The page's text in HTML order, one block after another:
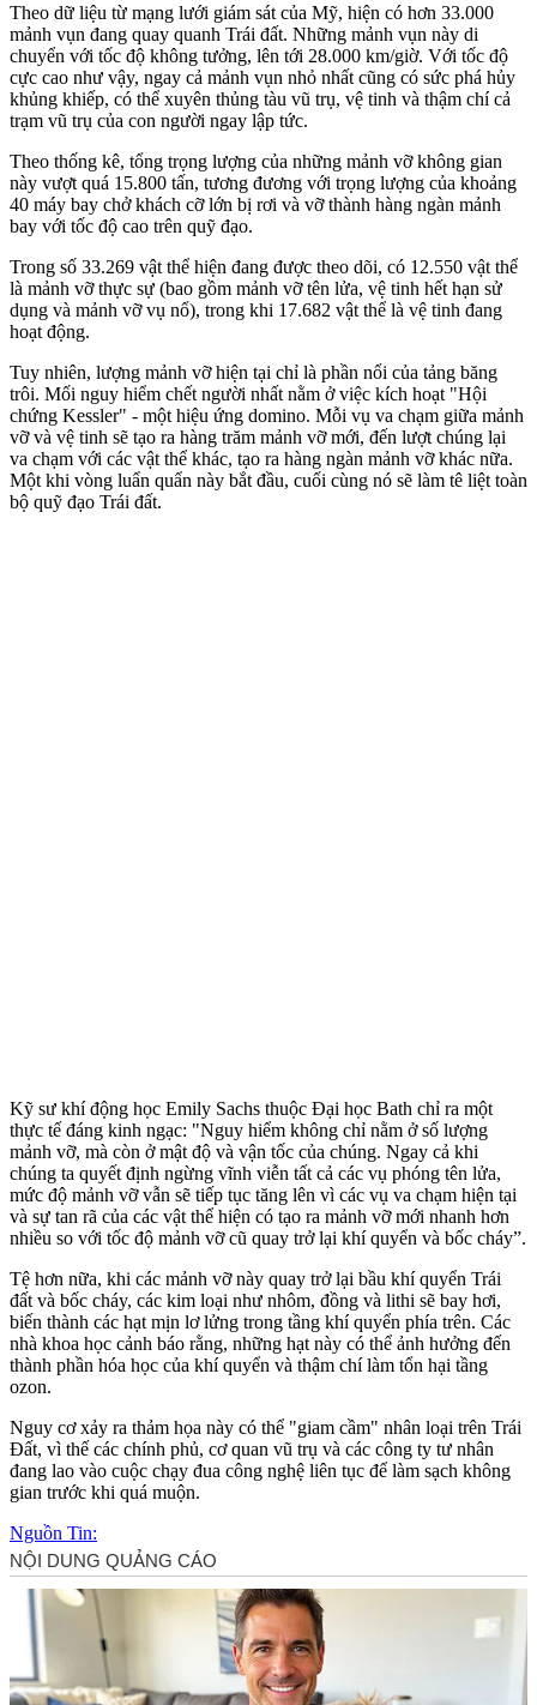
Theo dữ liệu từ mạng lưới giám sát của Mỹ, hiện có hơn 33.000
mảnh vụn đang quay quanh Trái đất. Những mảnh vụn này di
chuyển với tốc độ không tưởng, lên tới 28.000 km/giờ. Với tốc độ
cực cao như vậy, ngay cả mảnh vụn nhỏ nhất cũng có sức phá hủy
khủng khiếp, có thể xuyên thủng tàu vũ trụ, vệ tinh và thậm chí cả
trạm vũ trụ của con người ngay lập tức.
Theo thống kê, tổng trọng lượng của những mảnh vỡ không gian
này vượt quá 15.800 tấn, tương đương với trọng lượng của khoảng
40 máy bay chở khách cỡ lớn bị rơi và vỡ thành hàng ngàn mảnh
bay với tốc độ cao trên quỹ đạo.
Trong số 33.269 vật thể hiện đang được theo dõi, có 12.550 vật thể
là mảnh vỡ thực sự (bao gồm mảnh vỡ tên lửa, vệ tinh hết hạn sử
dụng và mảnh vỡ vụ nổ), trong khi 17.682 vật thể là vệ tinh đang
hoạt động.
Tuy nhiên, lượng mảnh vỡ hiện tại chỉ là phần nổi của tảng băng
trôi. Mối nguy hiểm chết người nhất nằm ở việc kích hoạt "Hội
chứng Kessler" - một hiệu ứng domino. Mỗi vụ va chạm giữa mảnh
vỡ và vệ tinh sẽ tạo ra hàng trăm mảnh vỡ mới, đến lượt chúng lại
va chạm với các vật thể khác, tạo ra hàng ngàn mảnh vỡ khác nữa.
Một khi vòng luẩn quẩn này bắt đầu, cuối cùng nó sẽ làm tê liệt toàn
bộ quỹ đạo Trái đất.
Kỹ sư khí động học Emily Sachs thuộc Đại học Bath chỉ ra một
thực tế đáng kinh ngạc: "Nguy hiểm không chỉ nằm ở số lượng
mảnh vỡ, mà còn ở mật độ và vận tốc của chúng. Ngay cả khi
chúng ta quyết định ngừng vĩnh viễn tất cả các vụ phóng tên lửa,
mức độ mảnh vỡ vẫn sẽ tiếp tục tăng lên vì các vụ va chạm hiện tại
và sự tan rã của các vật thể hiện có tạo ra mảnh vỡ mới nhanh hơn
nhiều so với tốc độ mảnh vỡ cũ quay trở lại khí quyển và bốc cháy”.
Tệ hơn nữa, khi các mảnh vỡ này quay trở lại bầu khí quyển Trái
đất và bốc cháy, các kim loại như nhôm, đồng và lithi sẽ bay hơi,
biến thành các hạt mịn lơ lửng trong tầng khí quyển phía trên. Các
nhà khoa học cảnh báo rằng, những hạt này có thể ảnh hưởng đến
thành phần hóa học của khí quyển và thậm chí làm tổn hại tầng
ozon.
Nguy cơ xảy ra thảm họa này có thể "giam cầm" nhân loại trên Trái
Đất, vì thế các chính phủ, cơ quan vũ trụ và các công ty tư nhân
đang lao vào cuộc chạy đua công nghệ liên tục để làm sạch không
gian trước khi quá muộn.
Nguồn Tin: